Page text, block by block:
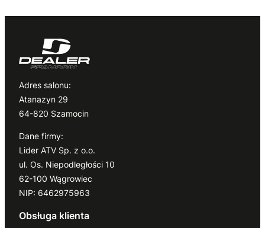
Adres salonu:
Atanazyn 29
64-820 Szamocin
Dane firmy:
Lider ATV Sp. z o.o.
ul. Os. Niepodległości 10
62-100 Wągrowiec
NIP: 6462975963
Obsługa klienta